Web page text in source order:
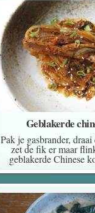
Geblakerde
Pak je gasbrander,
zet de fik er maar
geblakerde Chinese